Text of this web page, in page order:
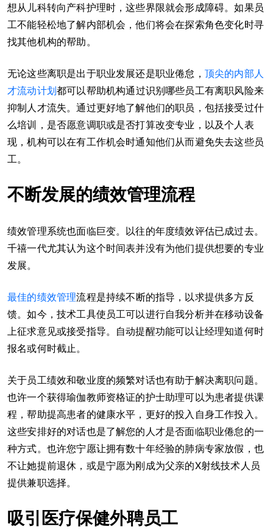
想从儿科转向产科护理时，这些界限就会形成障碍。如果员
工不能轻松地了解内部机会，他们将会在探索角色变化时寻
找其他机构的帮助。
无论这些离职是出于职业发展还是职业倦怠， 顶尖的内部人
才流动计划都可以帮助机构通过识别哪些员工有离职风险来
抑制人才流失。通过更好地了解他们的职员，包括接受过什
么培训，是否愿意调职或是否打算改变专业，以及个人表
现，机构可以在有工作机会时通知他们从而避免失去这些员
工。
不断发展的绩效管理流程
绩效管理系统也面临巨变。以往的年度绩效评估已成过去。
千禧一代尤其认为这个时间表并没有为他们提供想要的专业
发展。
最佳的绩效管理流程是持续不断的指导，以求提供多方反
馈。如今，技术工具使员工可以进行自我分析并在移动设备
上征求意见或接受指导。自动提醒功能可以让经理知道何时
报名或何时截止。
关于员工绩效和敬业度的频繁对话也有助于解决离职问题。
也许一个获得瑜伽教师资格证的护士助理可以为患者提供课
程，帮助提高患者的健康水平，更好的投入自身工作投入。
这些安排好的对话也是了解您的人才是否面临职业倦怠的一
种方式。也许您宁愿让拥有数十年经验的肺病专家放假，也
不让她提前退休，或是宁愿为刚成为父亲的X射线技术人员
提供兼职选择。
吸引医疗保健外聘员工